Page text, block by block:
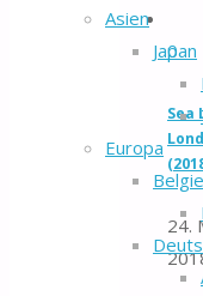
Asien
Japan
Europa
0
Sea
24.